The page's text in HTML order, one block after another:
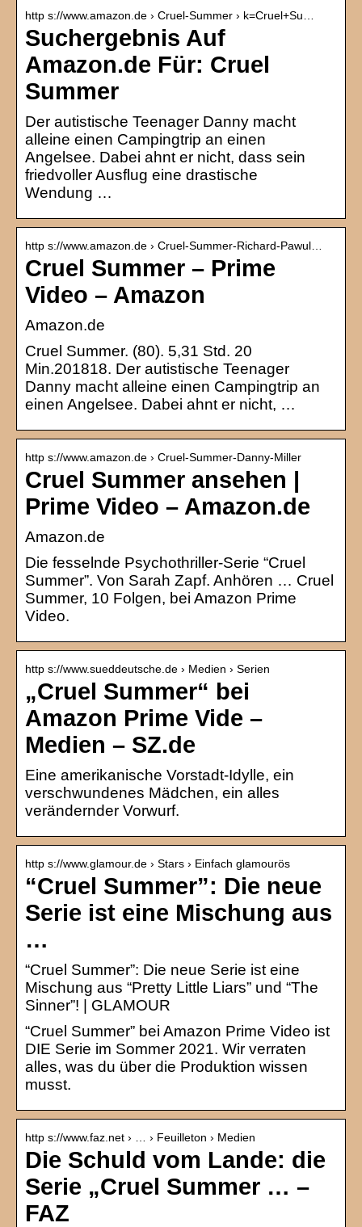
http s://www.amazon.de › Cruel-Summer › k=Cruel+Su…
Suchergebnis Auf
Amazon.de Für: Cruel
Summer
Der autistische Teenager Danny macht
alleine einen Campingtrip an einen
Angelsee. Dabei ahnt er nicht, dass sein
friedvoller Ausflug eine drastische
Wendung …
http s://www.amazon.de › Cruel-Summer-Richard-Pawul…
Cruel Summer – Prime
Video – Amazon
Amazon.de
Cruel Summer. (80). 5,31 Std. 20
Min.201818. Der autistische Teenager
Danny macht alleine einen Campingtrip an
einen Angelsee. Dabei ahnt er nicht, …
http s://www.amazon.de › Cruel-Summer-Danny-Miller
Cruel Summer ansehen |
Prime Video – Amazon.de
Amazon.de
Die fesselnde Psychothriller-Serie “Cruel
Summer”. Von Sarah Zapf. Anhören … Cruel
Summer, 10 Folgen, bei Amazon Prime
Video.
http s://www.sueddeutsche.de › Medien › Serien
„Cruel Summer“ bei
Amazon Prime Vide –
Medien – SZ.de
Eine amerikanische Vorstadt-Idylle, ein
verschwundenes Mädchen, ein alles
verändernder Vorwurf.
http s://www.glamour.de › Stars › Einfach glamourös
“Cruel Summer”: Die neue
Serie ist eine Mischung aus
…
“Cruel Summer”: Die neue Serie ist eine
Mischung aus “Pretty Little Liars” und “The
Sinner”! | GLAMOUR
“Cruel Summer” bei Amazon Prime Video ist
DIE Serie im Sommer 2021. Wir verraten
alles, was du über die Produktion wissen
musst.
http s://www.faz.net › … › Feuilleton › Medien
Die Schuld vom Lande: die
Serie „Cruel Summer … –
FAZ